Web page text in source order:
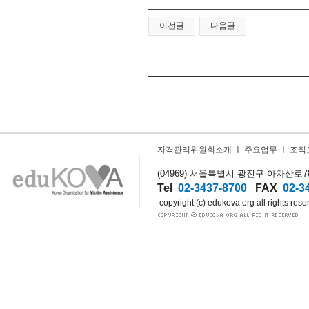
이전글 다음글
자격관리위원회소개 주요업무 조직
(04969) 서울특별시 광진구 아차산로
Tel 02-3437-8700 FAX 02-
copyright (c) edukova.org all rights